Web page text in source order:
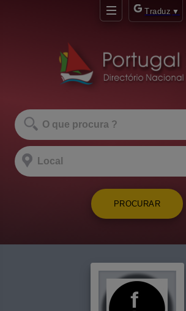
Traduz ▼
PROCURAR